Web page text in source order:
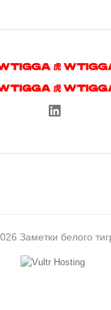
Заметки белого